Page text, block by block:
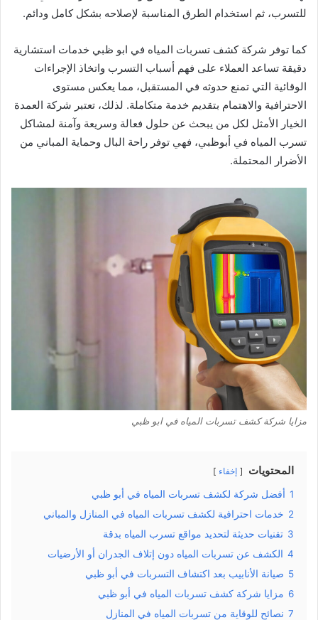
للتسرب، ثم استخدام الطرق المناسبة لإصلاحه بشكل كامل ودائم.
كما توفر شركة كشف تسربات المياه في ابو ظبي خدمات استشارية
دقيقة تساعد العملاء على فهم أسباب التسرب واتخاذ الإجراءات
الوقائية التي تمنع حدوثه في المستقبل، مما يعكس مستوى
الاحترافية والاهتمام بتقديم خدمة متكاملة. لذلك، تعتبر شركة العمدة
الخيار الأمثل لكل من يبحث عن حلول فعالة وسريعة وآمنة لمشاكل
تسرب المياه في أبوظبي، فهي توفر راحة البال وحماية المباني من
الأضرار المحتملة.
مزايا شركة كشف تسربات المياه في ابو ظبي
المحتويات إخفاء
1 أفضل شركة لكشف تسربات المياه في أبو ظبي
2 خدمات احترافية لكشف تسربات المياه في المنازل والمباني
3 تقنيات حديثة لتحديد مواقع تسرب المياه بدقة
4 الكشف عن تسربات المياه دون إتلاف الجدران أو الأرضيات
5 صيانة الأنابيب بعد اكتشاف التسربات في أبو ظبي
6 مزايا شركة كشف تسربات المياه في أبو ظبي
7 نصائح للوقاية من تسربات المياه في المنازل